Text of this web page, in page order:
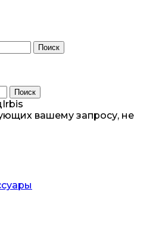
Поиск
Поиск
Irbis
вашему запросу, не